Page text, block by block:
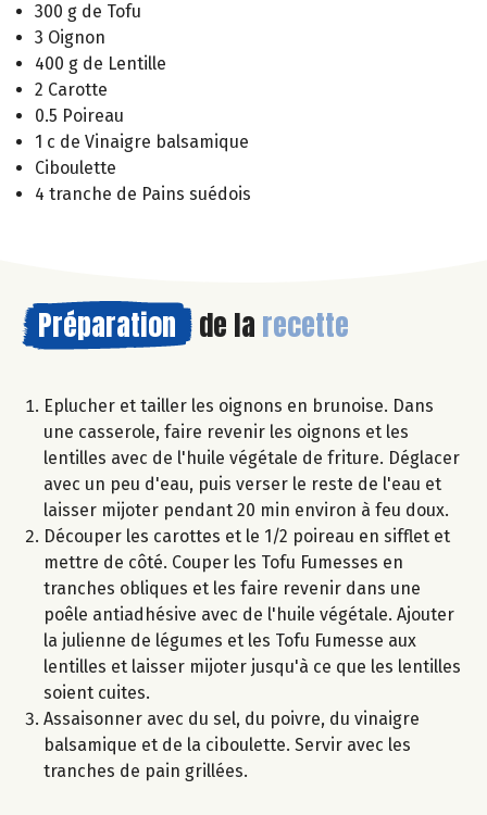
300 g de Tofu
3 Oignon
400 g de Lentille
2 Carotte
0.5 Poireau
1 c de Vinaigre balsamique
Ciboulette
4 tranche de Pains suédois
Préparation de la recette
Eplucher et tailler les oignons en brunoise. Dans
une casserole, faire revenir les oignons et les
lentilles avec de l'huile végétale de friture. Déglacer
avec un peu d'eau, puis verser le reste de l'eau et
laisser mijoter pendant 20 min environ à feu doux.
Découper les carottes et le 1/2 poireau en sifflet et
mettre de côté. Couper les Tofu Fumesses en
tranches obliques et les faire revenir dans une
poêle antiadhésive avec de l'huile végétale. Ajouter
la julienne de légumes et les Tofu Fumesse aux
lentilles et laisser mijoter jusqu'à ce que les lentilles
soient cuites.
Assaisonner avec du sel, du poivre, du vinaigre
balsamique et de la ciboulette. Servir avec les
tranches de pain grillées.